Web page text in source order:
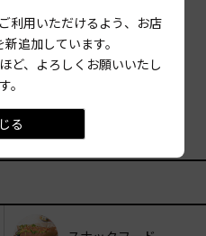
利用いただけるよう、お店
追加しています。
ど、よろしくお願いいたし
。
る